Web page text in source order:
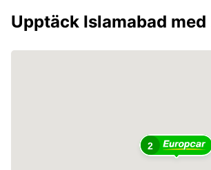
Upptäck Islamabad
2